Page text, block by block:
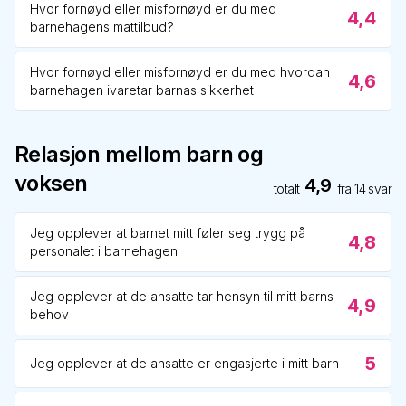
Hvor fornøyd eller misfornøyd er du med
barnehagens mattilbud?
4,4
Hvor fornøyd eller misfornøyd er du med hvordan
barnehagen ivaretar barnas sikkerhet
4,6
Relasjon mellom barn og
voksen
totalt 4,9 fra14svar
Jeg opplever at barnet mitt føler seg trygg på
personalet i barnehagen
4,8
Jeg opplever at de ansatte tar hensyn til mitt barns
behov
4,9
Jeg opplever at de ansatte er engasjerte i mitt barn 5